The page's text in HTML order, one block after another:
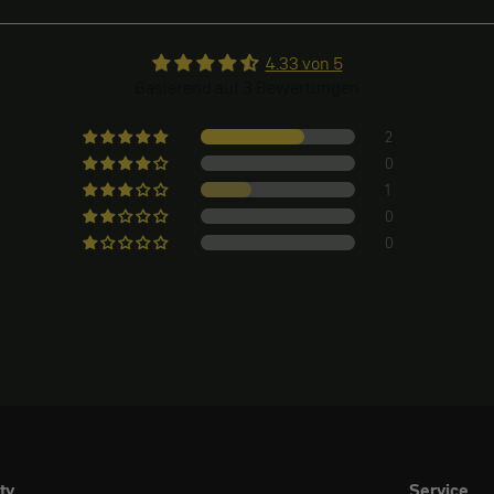
4.33 von 5
2
0
1
0
0